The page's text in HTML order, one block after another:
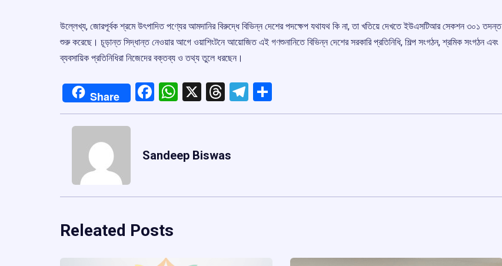
উল্লেখ্য, জোরপূর্বক শ্রমে উৎপাদিত পণ্যের আমদানির বিরুদ্ধে বিভিন্ন দেশের পদক্ষেপ যথাযথ কি না, তা খতিয়ে দেখতে ইউএসটিআর সেকশন ৩০১ তদন্ত
শুরু করেছে। চূড়ান্ত সিদ্ধান্ত নেওয়ার আগে ওয়াশিংটনে আয়োজিত এই গণশুনানিতে বিভিন্ন দেশের সরকারি প্রতিনিধি, শিল্প সংগঠন, শ্রমিক সংগঠন এবং
ব্যবসায়িক প্রতিনিধিরা নিজেদের বক্তব্য ও তথ্য তুলে ধরছেন।
Share Facebook
WhatsApp
X Threads
Telegram
Sandeep Biswas
Releated Posts